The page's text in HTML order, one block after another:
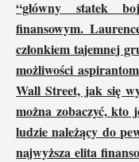
“główny statek
finansowym.
członkiem tajemnej
możliwości
Wall Street, jak się
można zobaczyć, kto
ludzie należący do
najwyższa elita